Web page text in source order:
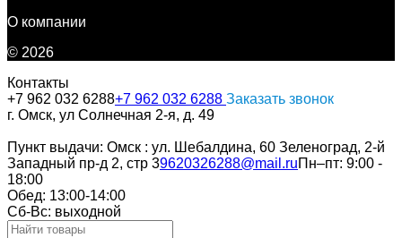
О компании
© 2026
Контакты
+7 962 032 6288+7 962 032 6288 Заказать звонок
г. Омск, ул Солнечная 2-я, д. 49
Пункт выдачи: Омск : ул. Шебалдина, 60 Зеленоград, 2-й
Западный пр-д 2, стр 39620326288@mail.ruПн–пт: 9:00 -
18:00
Обед: 13:00-14:00
Cб-Вс: выходной